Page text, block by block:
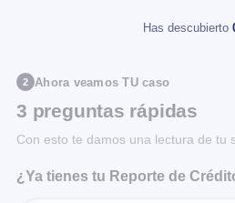
Has descubierto
2 Ahora veamos TU caso
3 preguntas rápidas
Con esto te damos una lectura de tu
¿Ya tienes tu Reporte de